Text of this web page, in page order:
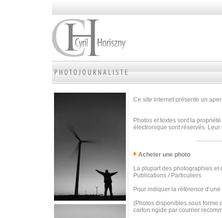
Ce site internet présente un
Photos et textes sont la
électronique sont réservés.
Acheter une photo
La plupart des photographies
Publications / Particuliers
Pour indiquer la référence
(Photos disponibles sous forme
carton rigide par courrier